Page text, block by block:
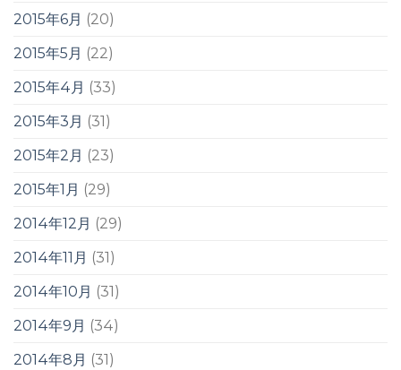
2015年6月 (20)
2015年5月 (22)
2015年4月 (33)
2015年3月 (31)
2015年2月 (23)
2015年1月 (29)
2014年12月 (29)
2014年11月 (31)
2014年10月 (31)
2014年9月 (34)
2014年8月 (31)